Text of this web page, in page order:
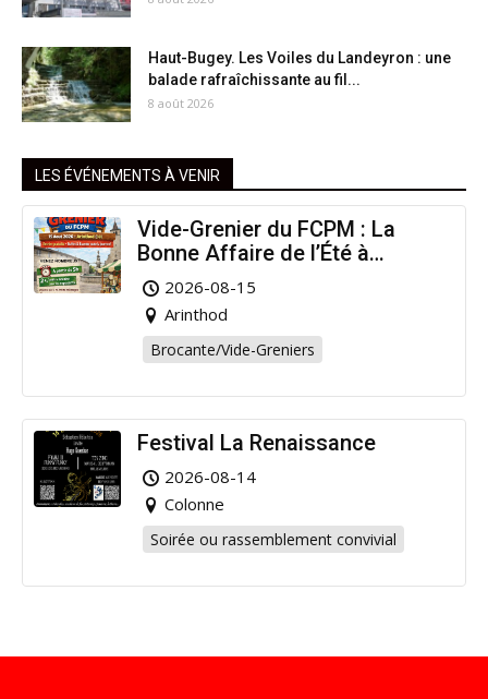
Haut-Bugey. Les Voiles du Landeyron : une
balade rafraîchissante au fil...
8 août 2026
LES ÉVÉNEMENTS À VENIR
Vide-Grenier du FCPM : La
Bonne Affaire de l’Été à
Arinthod !
2026-08-15
Arinthod
Brocante/Vide-Greniers
Festival La Renaissance
2026-08-14
Colonne
Soirée ou rassemblement convivial